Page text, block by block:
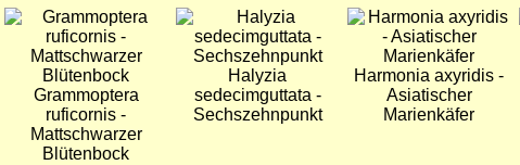
Bild
Grammoptera
ruficornis -
Mattschwarzer
Blütenbock
Bild
Halyzia
sedecimguttata -
Sechszehnpunkt
Bild
Harmonia axyridis -
Asiatischer
Marienkäfer